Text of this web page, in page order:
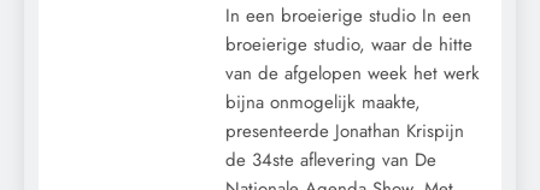
In een broeierige studio In een
broeierige studio, waar de hitte
van de afgelopen week het werk
bijna onmogelijk maakte,
presenteerde Jonathan Krispijn
de 34ste aflevering van De